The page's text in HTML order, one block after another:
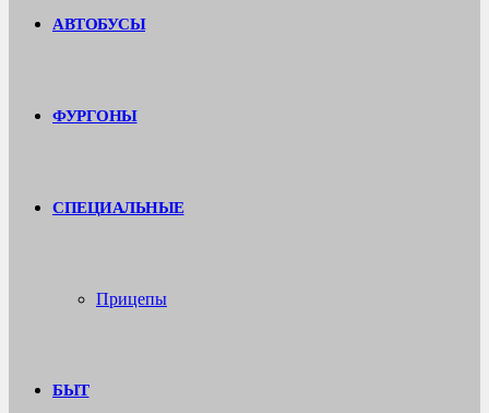
АВТОБУСЫ
ФУРГОНЫ
СПЕЦИАЛЬНЫЕ
Прицепы
БЫТ